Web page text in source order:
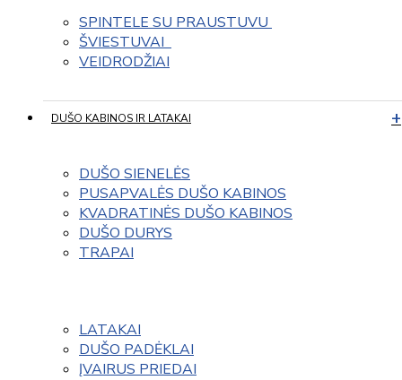
SPINTELE SU PRAUSTUVU
ŠVIESTUVAI
VEIDRODŽIAI
DUŠO KABINOS IR LATAKAI
DUŠO SIENELĖS
PUSAPVALĖS DUŠO KABINOS
KVADRATINĖS DUŠO KABINOS
DUŠO DURYS
TRAPAI
LATAKAI
DUŠO PADĖKLAI
ĮVAIRUS PRIEDAI